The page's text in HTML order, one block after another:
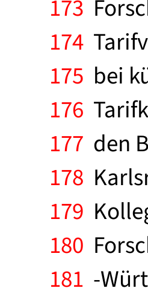
173
174
175 bei
176
177 den
178
179
180
181 -